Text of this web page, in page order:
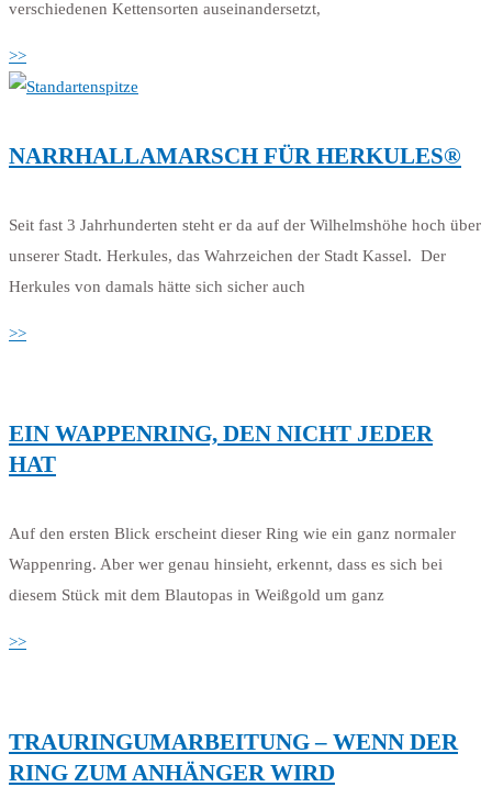
verschiedenen Kettensorten auseinandersetzt,
>>
NARRHALLAMARSCH FÜR HERKULES®
Seit fast 3 Jahrhunderten steht er da auf der Wilhelmshöhe hoch über
unserer Stadt. Herkules, das Wahrzeichen der Stadt Kassel. Der
Herkules von damals hätte sich sicher auch
>>
EIN WAPPENRING, DEN NICHT JEDER
HAT
Auf den ersten Blick erscheint dieser Ring wie ein ganz normaler
Wappenring. Aber wer genau hinsieht, erkennt, dass es sich bei
diesem Stück mit dem Blautopas in Weißgold um ganz
>>
TRAURINGUMARBEITUNG – WENN DER
RING ZUM ANHÄNGER WIRD